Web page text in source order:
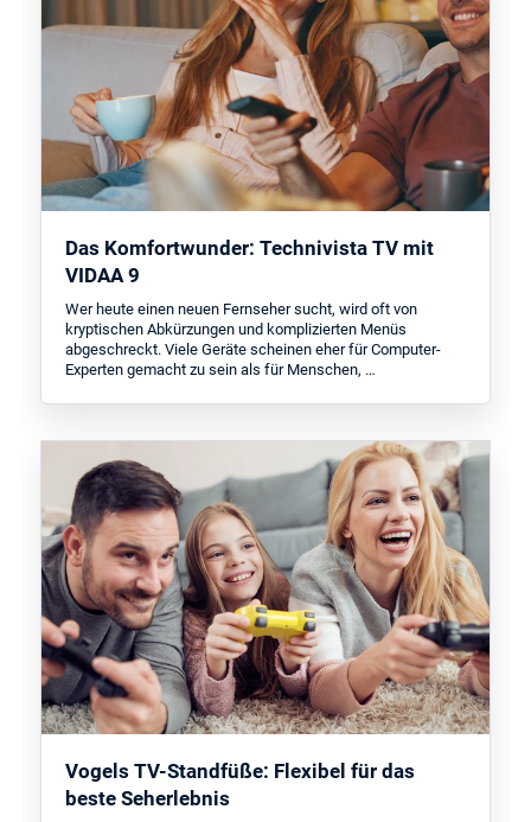
Das Komfortwunder: Technivista TV mit
VIDAA 9
Wer heute einen neuen Fernseher sucht, wird oft von
kryptischen Abkürzungen und komplizierten Menüs
abgeschreckt. Viele Geräte scheinen eher für Computer-
Experten gemacht zu sein als für Menschen, …
Vogels TV-Standfüße: Flexibel für das
beste Seherlebnis